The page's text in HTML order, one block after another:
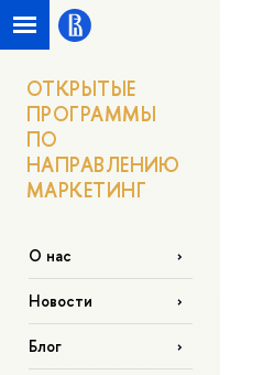
ОТКРЫТЫЕ
ПРОГРАММЫ
ПО
НАПРАВЛЕНИЮ
МАРКЕТИНГ
О нас
Новости
Блог